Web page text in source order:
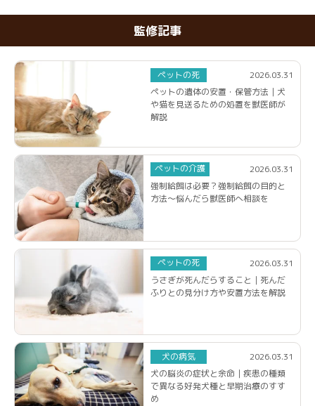
監修記事
ペットの死
2026.03.31
ペットの遺体の安置・保管方法｜犬
や猫を見送るための処置を獣医師が
解説
ペットの介護
2026.03.31
強制給餌は必要？強制給餌の目的と
方法～悩んだら獣医師へ相談を
ペットの死
2026.03.31
うさぎが死んだらすること｜死んだ
ふりとの見分け方や安置方法を解説
犬の病気
2026.03.31
犬の脳炎の症状と余命｜疾患の種類
で異なる好発犬種と早期治療のすす
め